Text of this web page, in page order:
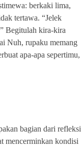
berkaki lima,
tertawa. “Jelek
Begitulah kira-kira
Nuh, rupaku memang
apa-apa sepertimu,
bagian dari refleksi
mencerminkan kondisi